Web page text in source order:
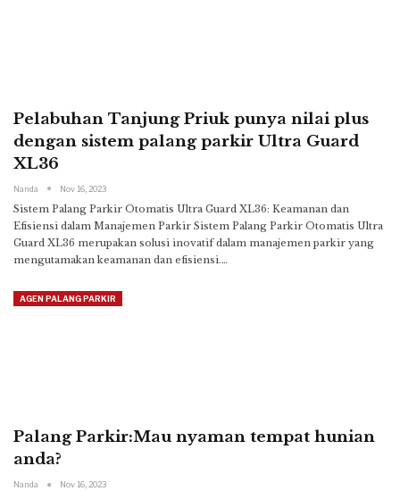
Pelabuhan Tanjung Priuk punya nilai plus
dengan sistem palang parkir Ultra Guard
XL36
Nanda Nov 16, 2023
Sistem Palang Parkir Otomatis Ultra Guard XL36: Keamanan dan
Efisiensi dalam Manajemen Parkir Sistem Palang Parkir Otomatis Ultra
Guard XL36 merupakan solusi inovatif dalam manajemen parkir yang
mengutamakan keamanan dan efisiensi.…
AGEN PALANG PARKIR
Palang Parkir:Mau nyaman tempat hunian
anda?
Nanda Nov 16, 2023